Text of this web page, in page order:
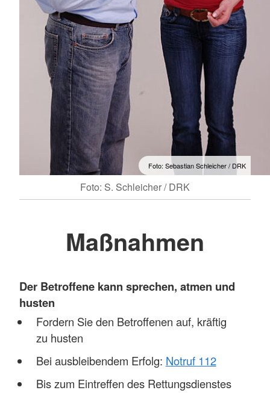
Foto: Sebastian Schleicher / DRK
Foto: S. Schleicher / DRK
Maßnahmen
Der Betroffene kann sprechen, atmen und
husten
Fordern Sie den Betroffenen auf, kräftig
zu husten
Bei ausbleibendem Erfolg: Notruf 112
Bis zum Eintreffen des Rettungsdienstes